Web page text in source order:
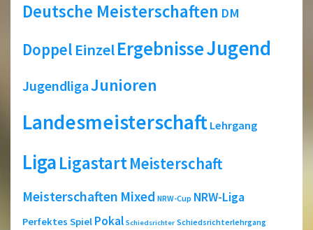
Deutsche Meisterschaften DM
Doppel EinzelErgebnisseJugend
JugendligaJunioren
Landesmeisterschaft Lehrgang
LigaLigastartMeisterschaft
Meisterschaften Mixed NRW-Cup NRW-Liga
Perfektes Spiel Pokal Schiedsrichter Schiedsrichterlehrgang